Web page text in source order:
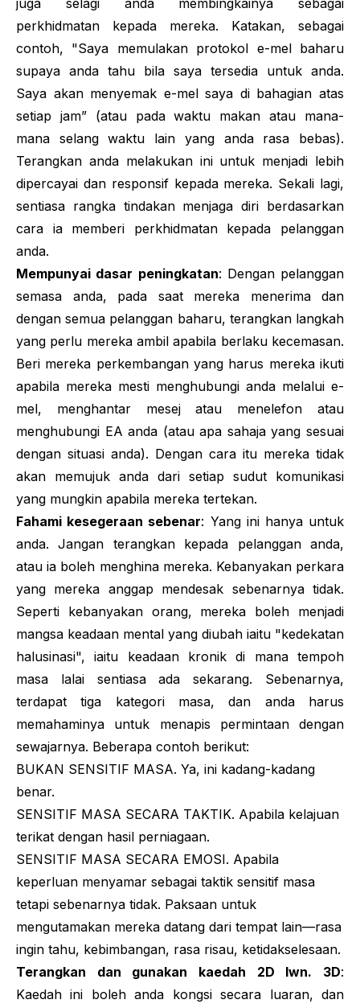
juga selagi anda membingkainya sebagai
perkhidmatan kepada mereka. Katakan, sebagai
contoh, "Saya memulakan protokol e-mel baharu
supaya anda tahu bila saya tersedia untuk anda.
Saya akan menyemak e-mel saya di bahagian atas
setiap jam” (atau pada waktu makan atau mana-
mana selang waktu lain yang anda rasa bebas).
Terangkan anda melakukan ini untuk menjadi lebih
dipercayai dan responsif kepada mereka. Sekali lagi,
sentiasa rangka tindakan menjaga diri berdasarkan
cara ia memberi perkhidmatan kepada pelanggan
anda.
Mempunyai dasar peningkatan: Dengan pelanggan
semasa anda, pada saat mereka menerima dan
dengan semua pelanggan baharu, terangkan langkah
yang perlu mereka ambil apabila berlaku kecemasan.
Beri mereka perkembangan yang harus mereka ikuti
apabila mereka mesti menghubungi anda melalui e-
mel, menghantar mesej atau menelefon atau
menghubungi EA anda (atau apa sahaja yang sesuai
dengan situasi anda). Dengan cara itu mereka tidak
akan memujuk anda dari setiap sudut komunikasi
yang mungkin apabila mereka tertekan.
Fahami kesegeraan sebenar: Yang ini hanya untuk
anda. Jangan terangkan kepada pelanggan anda,
atau ia boleh menghina mereka. Kebanyakan perkara
yang mereka anggap mendesak sebenarnya tidak.
Seperti kebanyakan orang, mereka boleh menjadi
mangsa keadaan mental yang diubah iaitu "kedekatan
halusinasi", iaitu keadaan kronik di mana tempoh
masa lalai sentiasa ada sekarang. Sebenarnya,
terdapat tiga kategori masa, dan anda harus
memahaminya untuk menapis permintaan dengan
sewajarnya. Beberapa contoh berikut:
BUKAN SENSITIF MASA. Ya, ini kadang-kadang
benar.
SENSITIF MASA SECARA TAKTIK. Apabila kelajuan
terikat dengan hasil perniagaan.
SENSITIF MASA SECARA EMOSI. Apabila
keperluan menyamar sebagai taktik sensitif masa
tetapi sebenarnya tidak. Paksaan untuk
mengutamakan mereka datang dari tempat lain—rasa
ingin tahu, kebimbangan, rasa risau, ketidakselesaan.
Terangkan dan gunakan kaedah 2D lwn. 3D:
Kaedah ini boleh anda kongsi secara luaran, dan